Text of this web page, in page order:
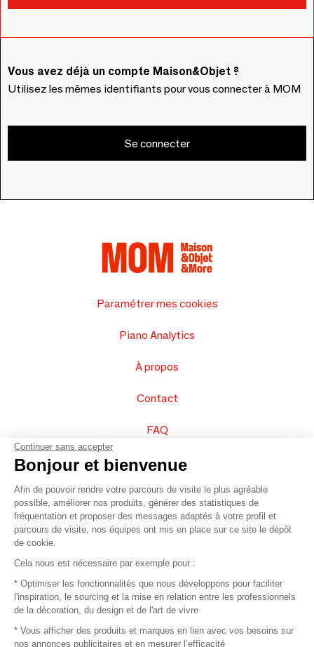
Vous avez déjà un compte Maison&Objet ?
Utilisez les mêmes identifiants pour vous connecter à MOM
Se connecter
Paramétrer mes cookies
Piano Analytics
À propos
Contact
FAQ
Vendez vos produits
Plan du site
© 2016 –Organisation SAFI
Recrutement
Continuer sans accepter
Bonjour et bienvenue
Afin de pouvoir rendre votre parcours de visite le plus agréable
possible, améliorer nos produits, générer des statistiques de
fréquentation et proposer des messages adaptés à votre profil et
parcours de visite, nos équipes ont mis en place sur ce site le dépôt
de cookie.
Cela nous est nécessaire par exemple pour :
* Optimiser les fonctionnalités que nous développons pour faciliter
l'inspiration, le sourcing et la mise en relation entre les professionnels
de la décoration, du design et de l'art de vivre
* Vous afficher des produits et marques en lien avec vos besoins sur
nos annonces publicitaires et en mesurer l’efficacité